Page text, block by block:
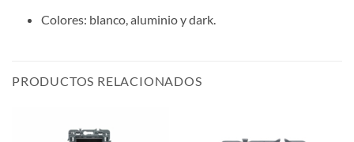
Colores: blanco, aluminio y dark.
PRODUCTOS RELACIONADOS